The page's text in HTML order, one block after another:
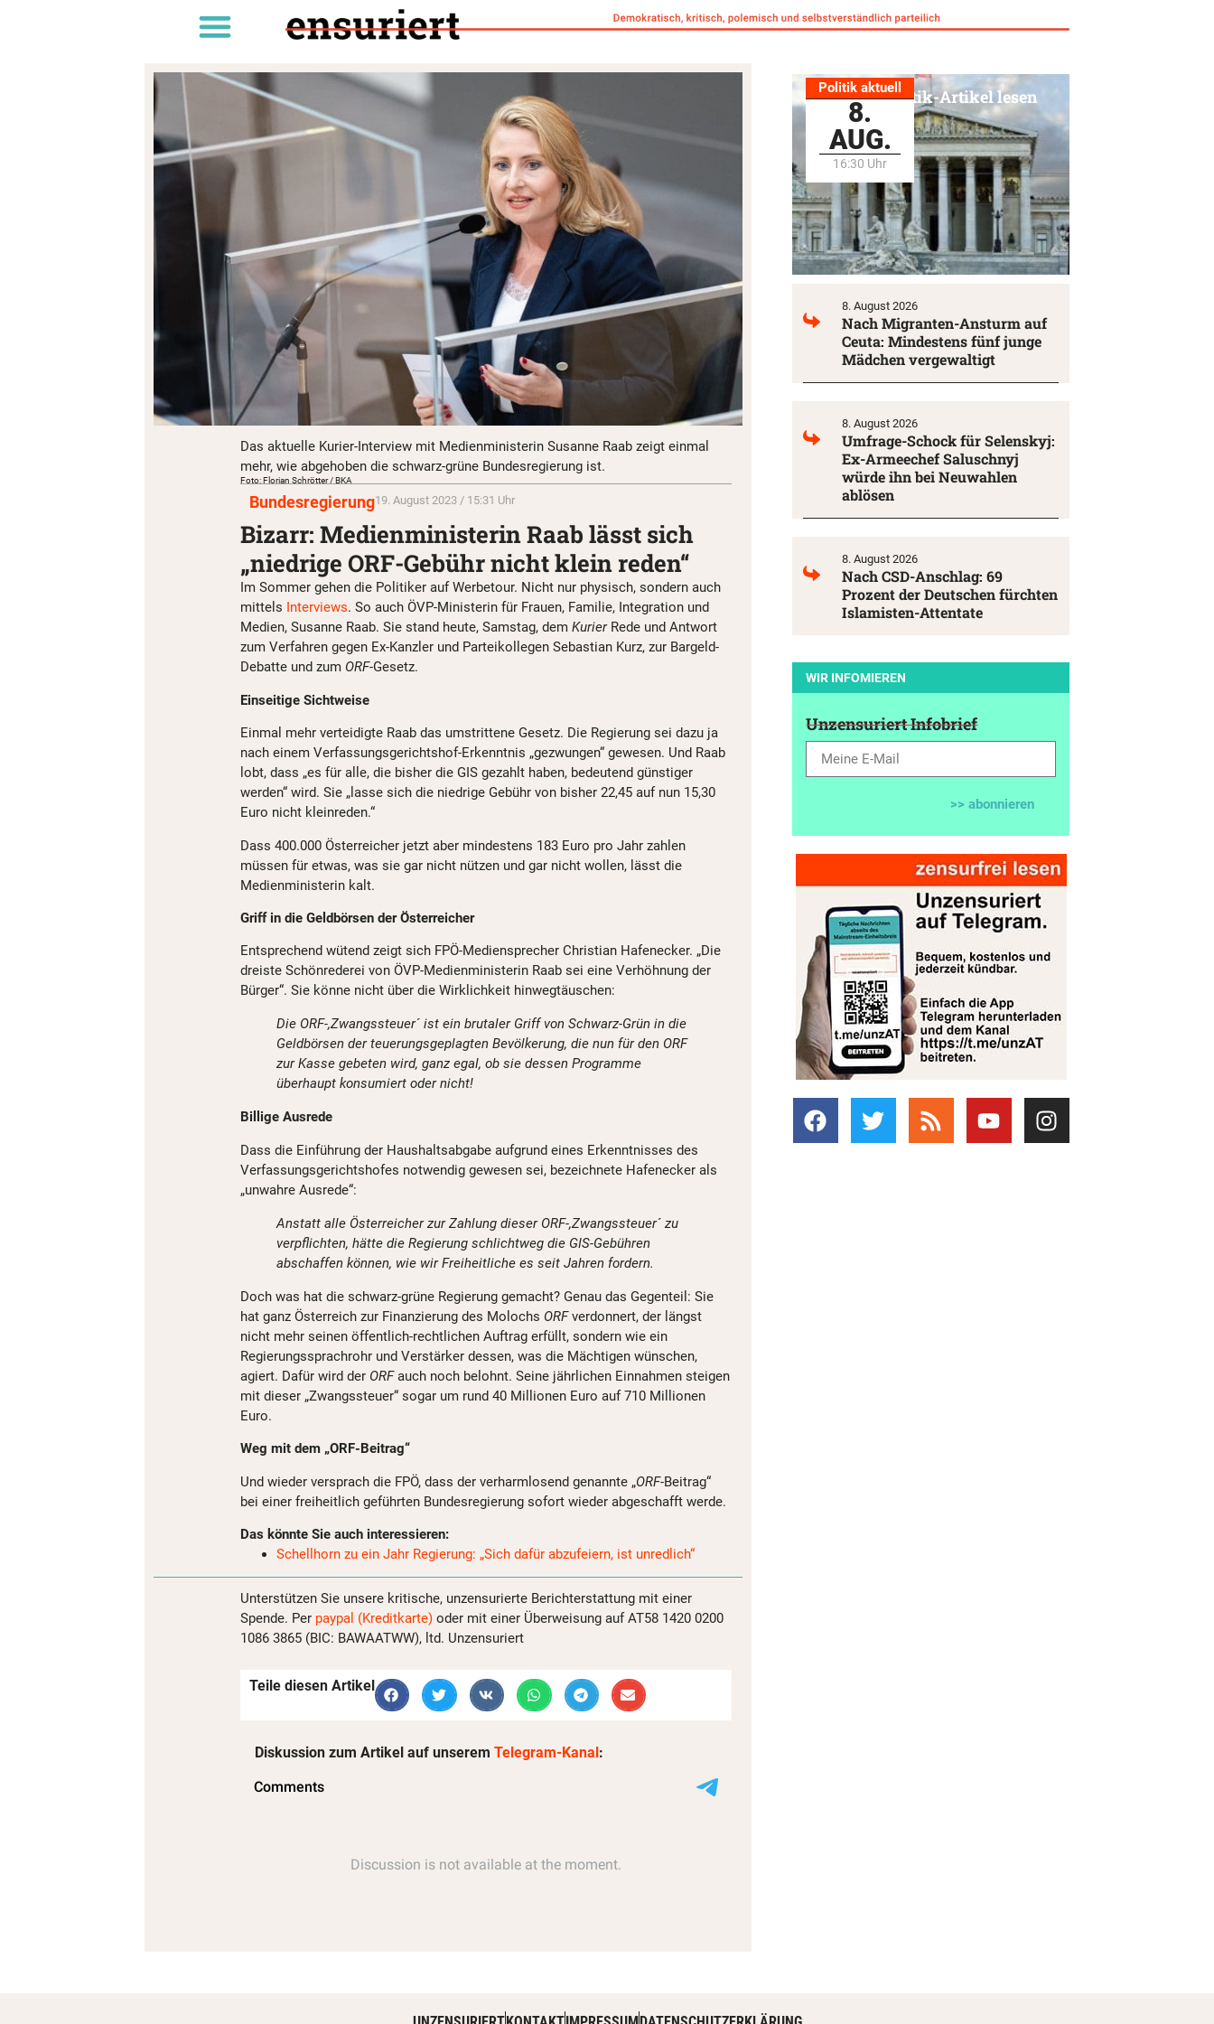
Das aktuelle Kurier-Interview mit Medienministerin Susanne Raab zeigt einmal
mehr, wie abgehoben die schwarz-grüne Bundesregierung ist.
Foto: Florian Schrötter / BKA
Bundesregierung19. August 2023 / 15:31 Uhr
Bizarr: Medienministerin Raab lässt sich
„niedrige ORF-Gebühr nicht klein reden“
Im Sommer gehen die Politiker auf Werbetour. Nicht nur physisch, sondern auch
mittels Interviews. So auch ÖVP-Ministerin für Frauen, Familie, Integration und
Medien, Susanne Raab. Sie stand heute, Samstag, dem KurierRede und Antwort
zum Verfahren gegen Ex-Kanzler und Parteikollegen Sebastian Kurz, zur Bargeld-
Debatte und zum ORF-Gesetz.
Einseitige Sichtweise
Einmal mehr verteidigte Raab das umstrittene Gesetz. Die Regierung sei dazu ja
nach einem Verfassungsgerichtshof-Erkenntnis „gezwungen“ gewesen. Und Raab
lobt, dass „es für alle, die bisher die GIS gezahlt haben, bedeutend günstiger
werden“ wird. Sie „lasse sich die niedrige Gebühr von bisher 22,45 auf nun 15,30
Euro nicht kleinreden.“
Dass 400.000 Österreicher jetzt aber mindestens 183 Euro pro Jahr zahlen
müssen für etwas, was sie gar nicht nützen und gar nicht wollen, lässt die
Medienministerin kalt.
Griff in die Geldbörsen der Österreicher
Entsprechend wütend zeigt sich FPÖ-Mediensprecher Christian Hafenecker. „Die
dreiste Schönrederei von ÖVP-Medienministerin Raab sei eine Verhöhnung der
Bürger“. Sie könne nicht über die Wirklichkeit hinwegtäuschen:
Die ORF-,Zwangssteuer´ ist ein brutaler Griff von Schwarz-Grün in die
Geldbörsen der teuerungsgeplagten Bevölkerung, die nun für den ORF
zur Kasse gebeten wird, ganz egal, ob sie dessen Programme
überhaupt konsumiert oder nicht!
Billige Ausrede
Dass die Einführung der Haushaltsabgabe aufgrund eines Erkenntnisses des
Verfassungsgerichtshofes notwendig gewesen sei, bezeichnete Hafenecker als
„unwahre Ausrede“:
Anstatt alle Österreicher zur Zahlung dieser ORF-,Zwangssteuer´ zu
verpflichten, hätte die Regierung schlichtweg die GIS-Gebühren
abschaffen können, wie wir Freiheitliche es seit Jahren fordern.
Doch was hat die schwarz-grüne Regierung gemacht? Genau das Gegenteil: Sie
hat ganz Österreich zur Finanzierung des Molochs ORFverdonnert, der längst
nicht mehr seinen öffentlich-rechtlichen Auftrag erfüllt, sondern wie ein
Regierungssprachrohr und Verstärker dessen, was die Mächtigen wünschen,
agiert. Dafür wird der ORFauch noch belohnt. Seine jährlichen Einnahmen steigen
mit dieser „Zwangssteuer“ sogar um rund 40 Millionen Euro auf 710 Millionen
Euro.
Weg mit dem „ORF-Beitrag“
Und wieder versprach die FPÖ, dass der verharmlosend genannte „ORF-Beitrag“
bei einer freiheitlich geführten Bundesregierung sofort wieder abgeschafft werde.
Das könnte Sie auch interessieren:
Schellhorn zu ein Jahr Regierung: „Sich dafür abzufeiern, ist unredlich“
Unterstützen Sie unsere kritische, unzensurierte Berichterstattung mit einer
Spende. Per paypal (Kreditkarte) oder mit einer Überweisung auf AT58 1420 0200
1086 3865 (BIC: BAWAATWW), ltd. Unzensuriert
Teile diesen Artikel
Diskussion zum Artikel auf unserem Telegram-Kanal:
Politik aktuell
8.
AUG.
16:30 Uhr
Alle Politik-Artikel lesen
8. August 2026
Nach Migranten-Ansturm auf
Ceuta: Mindestens fünf junge
Mädchen vergewaltigt
8. August 2026
Umfrage-Schock für Selenskyj:
Ex-Armeechef Saluschnyj
würde ihn bei Neuwahlen
ablösen
8. August 2026
Nach CSD-Anschlag: 69
Prozent der Deutschen fürchten
Islamisten-Attentate
WIR INFOMIEREN
Unzensuriert Infobrief
>> abonnieren